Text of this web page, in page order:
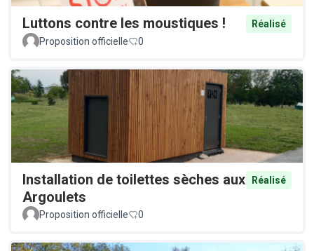
Luttons contre les moustiques !
Réalisé
Proposition officielle
0
Installation de toilettes sèches aux
Argoulets
Réalisé
Proposition officielle 0